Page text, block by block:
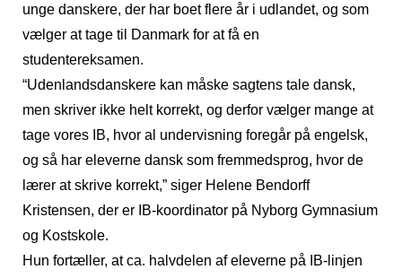
unge danskere, der har boet flere år i udlandet, og som
vælger at tage til Danmark for at få en
studentereksamen.
“Udenlandsdanskere kan måske sagtens tale dansk,
men skriver ikke helt korrekt, og derfor vælger mange at
tage vores IB, hvor al undervisning foregår på engelsk,
og så har eleverne dansk som fremmedsprog, hvor de
lærer at skrive korrekt,” siger Helene Bendorff
Kristensen, der er IB-koordinator på Nyborg Gymnasium
og Kostskole.
Hun fortæller, at ca. halvdelen af eleverne på IB-linjen